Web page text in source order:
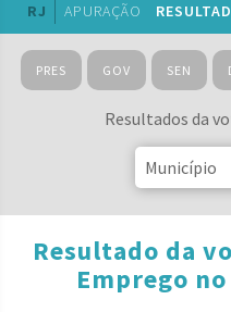
RJ APURAÇÃO
PRES GOV SEN
Resultados da
Resultado da
Emprego